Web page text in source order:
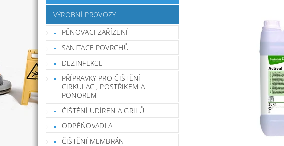
VÝROBNÍ PROVOZY
PĚNOVACÍ ZAŘÍZENÍ
SANITACE POVRCHŮ
DEZINFEKCE
PŘÍPRAVKY PRO ČIŠTĚNÍ
CIRKULACÍ, POSTŘIKEM A
PONOREM
ČIŠTĚNÍ UDÍREN A GRILŮ
ODPĚŇOVADLA
ČIŠTĚNÍ MEMBRÁN